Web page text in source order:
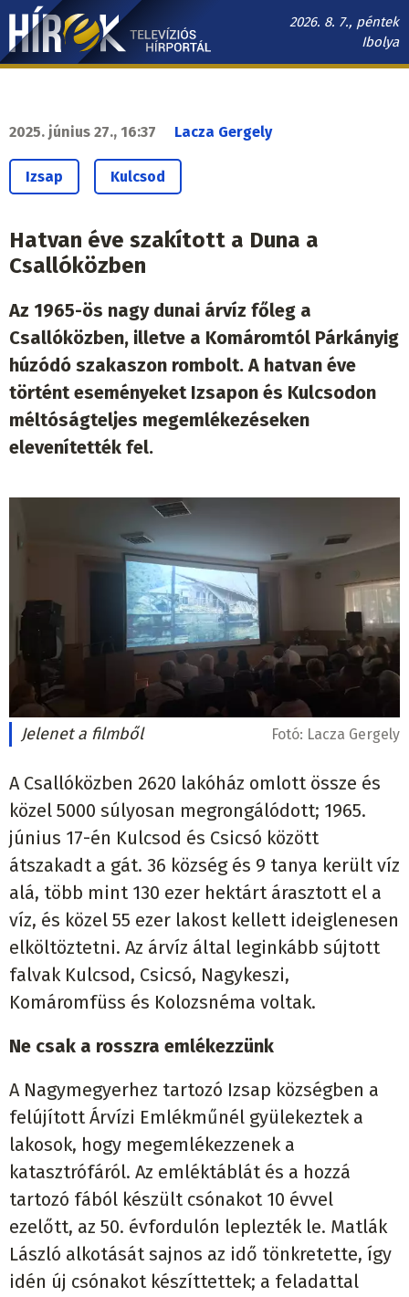
Ugrás
tartalomra
2026. 8. 7., péntek
Ibolya
Hírek.sk
navigáció
2025. június 27., 16:37 Lacza Gergely
Izsap Kulcsod
Hatvan éve szakított a Duna a
Csallóközben
Az 1965-ös nagy dunai árvíz főleg a
Csallóközben, illetve a Komáromtól Párkányig
húzódó szakaszon rombolt. A hatvan éve
történt eseményeket Izsapon és Kulcsodon
méltóságteljes megemlékezéseken
elevenítették fel.
Jelenet a filmből Fotó: Lacza Gergely
A Csallóközben 2620 lakóház omlott össze és
közel 5000 súlyosan megrongálódott; 1965.
június 17-én Kulcsod és Csicsó között
átszakadt a gát. 36 község és 9 tanya került víz
alá, több mint 130 ezer hektárt árasztott el a
víz, és közel 55 ezer lakost kellett ideiglenesen
elköltöztetni. Az árvíz által leginkább sújtott
falvak Kulcsod, Csicsó, Nagykeszi,
Komáromfüss és Kolozsnéma voltak.
Ne csak a rosszra emlékezzünk
A Nagymegyerhez tartozó Izsap községben a
felújított Árvízi Emlékműnél gyülekeztek a
lakosok, hogy megemlékezzenek a
katasztrófáról. Az emléktáblát és a hozzá
tartozó fából készült csónakot 10 évvel
ezelőtt, az 50. évfordulón leplezték le. Matlák
László alkotását sajnos az idő tönkretette, így
idén új csónakot készíttettek; a feladattal